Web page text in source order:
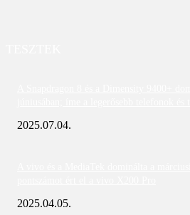
2025.07.04.
2025.04.05.